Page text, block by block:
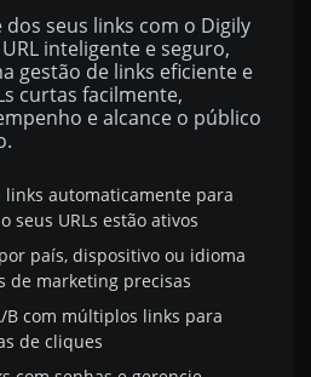
seus links com o Digily
inteligente e seguro,
gestão de links eficiente e
curtas facilmente,
e alcance o público
links automaticamente para
seus URLs estão ativos
país, dispositivo ou idioma
de marketing precisas
B com múltiplos links para
de cliques